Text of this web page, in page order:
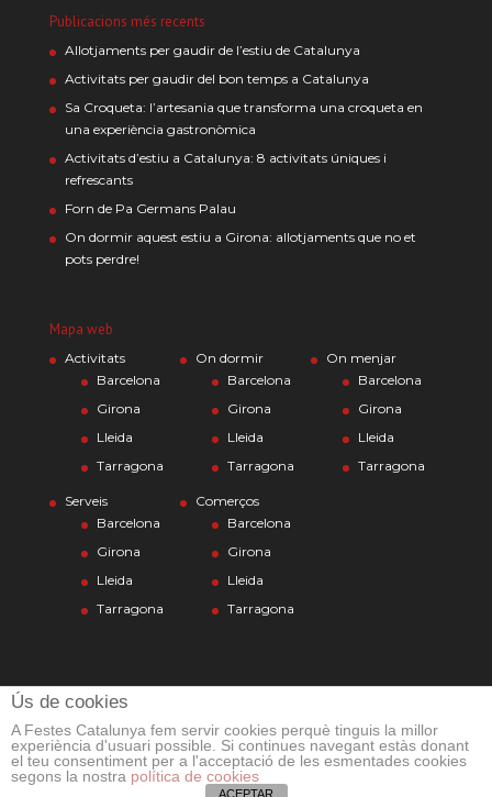
Publicacions més recents
Allotjaments per gaudir de l’estiu de Catalunya
Activitats per gaudir del bon temps a Catalunya
Sa Croqueta: l’artesania que transforma una croqueta en
una experiència gastronòmica
Activitats d’estiu a Catalunya: 8 activitats úniques i
refrescants
Forn de Pa Germans Palau
On dormir aquest estiu a Girona: allotjaments que no et
pots perdre!
Mapa web
Activitats
Barcelona
Girona
Lleida
Tarragona
On dormir
Barcelona
Girona
Lleida
Tarragona
On menjar
Barcelona
Girona
Lleida
Tarragona
Serveis
Barcelona
Girona
Lleida
Tarragona
Comerços
Barcelona
Girona
Lleida
Tarragona
© Alpha Disseny 2012-2026
Ús de cookies
A Festes Catalunya fem servir cookies perquè tinguis la millor
experiència d'usuari possible. Si continues navegant estàs donant
el teu consentiment per a l'acceptació de les esmentades cookies
segons la nostra política de cookies
ACEPTAR